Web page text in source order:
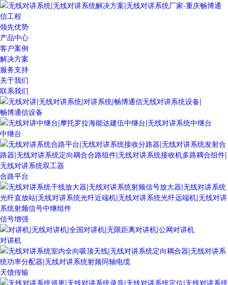
领先优势
产品中心
客户案例
解决方案
服务支持
关于我们
联系我们
畅博通信设备
中继台
合路平台
信号增强
对讲机
天馈传输